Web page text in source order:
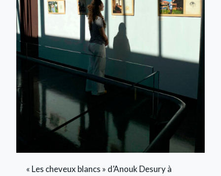
« Les cheveux blancs » d’Anouk Desury à